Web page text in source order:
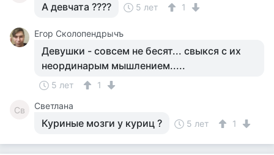
А девчата ???? 5 лет 1
Егор Сколопендрычъ
Девушки - совсем не бесят... свыкся с их
неординарым мышлением.....
5 лет 1
Св Светлана
Куриные мозги у куриц ? 5 лет 1